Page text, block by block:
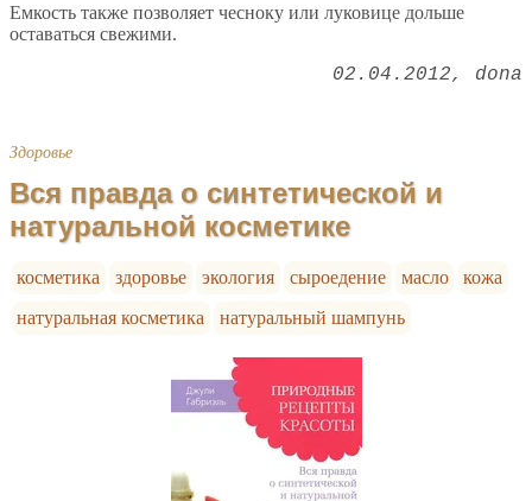
Емкость также позволяет чесноку или луковице дольше
оставаться свежими.
02.04.2012 dona
Здоровье
Вся правда о синтетической и
натуральной косметике
косметика здоровье экология сыроедение масло
кожа
натуральная косметика
натуральный шампунь